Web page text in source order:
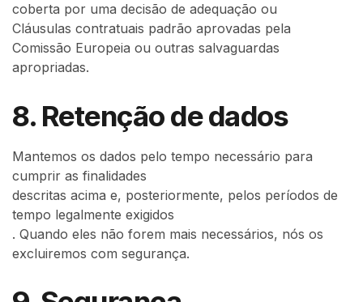
coberta por uma decisão de adequação ou
Cláusulas contratuais padrão aprovadas pela
Comissão Europeia ou outras salvaguardas
apropriadas.
8. Retenção de dados
Mantemos os dados pelo tempo necessário para
cumprir as finalidades
descritas acima e, posteriormente, pelos períodos de
tempo legalmente exigidos
. Quando eles não forem mais necessários, nós os
excluiremos com segurança.